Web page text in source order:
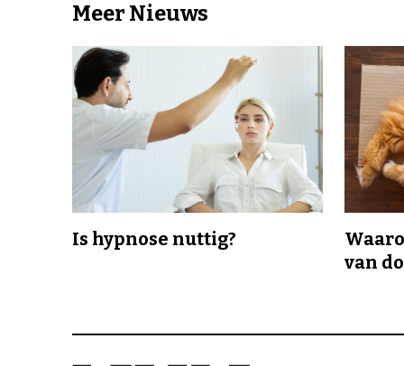
Meer Nieuws
Is hypnose nuttig?
van